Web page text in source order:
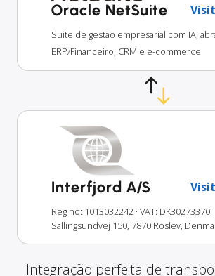
Oracle NetSuite
Suite de gestão empresarial com IA,
ERP/Financeiro, CRM e e-commerce
Interfjord A/S
Reg no: 1013032242 · VAT: DK30273370
Sallingsundvej 150, 7870 Roslev,
Integração perfeita de